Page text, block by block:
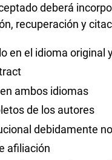
deberá
recuperación y
en el idioma original
ambos idiomas
de los autores
debidamente
afiliación